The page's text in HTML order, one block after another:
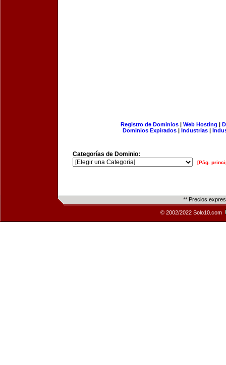
Registro de Dominios| Web Hosting |
Dominios Expirados | Industrias |
Categorías de Dominio:
[Pág.
** Precios
© 2002/2022 Solo10.com